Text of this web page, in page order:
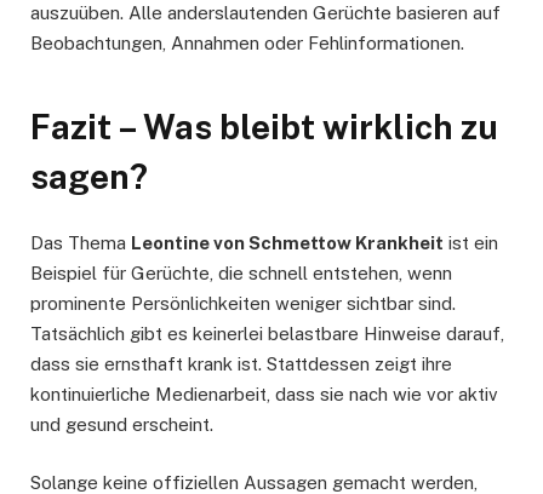
auszuüben. Alle anderslautenden Gerüchte basieren auf
Beobachtungen, Annahmen oder Fehlinformationen.
Fazit – Was bleibt wirklich zu
sagen?
Das Thema Leontine von Schmettow Krankheit ist ein
Beispiel für Gerüchte, die schnell entstehen, wenn
prominente Persönlichkeiten weniger sichtbar sind.
Tatsächlich gibt es keinerlei belastbare Hinweise darauf,
dass sie ernsthaft krank ist. Stattdessen zeigt ihre
kontinuierliche Medienarbeit, dass sie nach wie vor aktiv
und gesund erscheint.
Solange keine offiziellen Aussagen gemacht werden,